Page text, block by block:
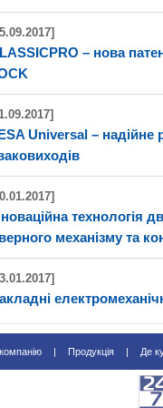
– нова
Universal –
технологія
механізму та
| Продукція | Де